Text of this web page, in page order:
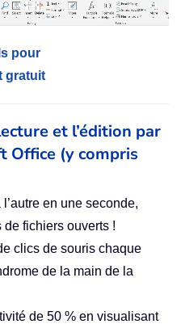
pour
gratuit
et l’édition par
Office (y compris
en une seconde,
fichiers ouverts !
clics de souris chaque
de la main de la
de 50 % en visualisant